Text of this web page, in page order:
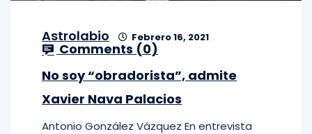
Astrolabio Febrero 16, 2021
Comments (0)
No soy “obradorista”, admite
Xavier Nava Palacios
Antonio González Vázquez En entrevista